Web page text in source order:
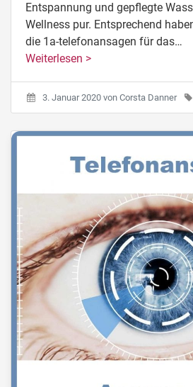
Entspannung und gepflegte
Wellness pur. Entsprechend
die 1a-telefonansagen für das…
Weiterlesen >
3. Januar 2020 von Corsta Danner